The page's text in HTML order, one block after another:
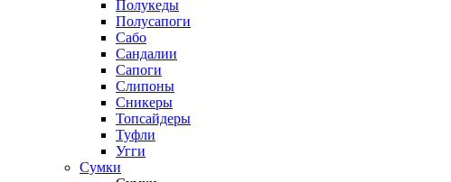
Полукеды
Полусапоги
Сабо
Сандалии
Сапоги
Слипоны
Сникеры
Топсайдеры
Туфли
Угги
Сумки